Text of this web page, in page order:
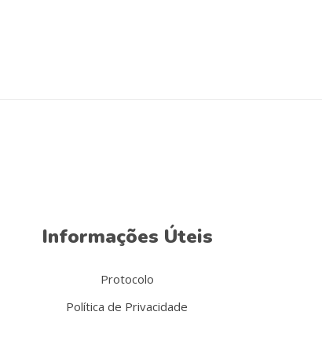
Informações Úteis
Protocolo
Política de Privacidade